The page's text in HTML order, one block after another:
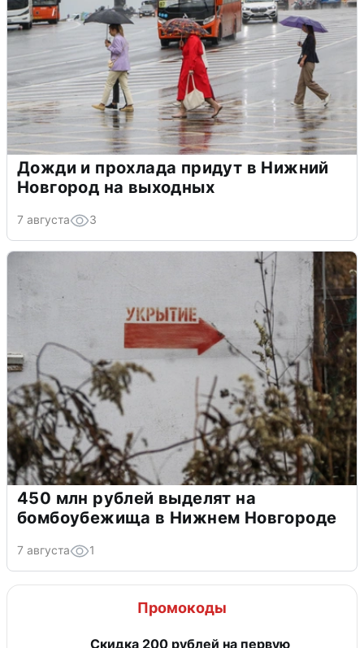
Дожди и прохлада придут в Нижний
Новгород на выходных
7 августа 3
450 млн рублей выделят на
бомбоубежища в Нижнем Новгороде
7 августа 1
Промокоды
Скидка 200 рублей на первую